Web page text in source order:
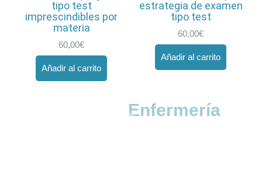
tipo test
imprescindibles por
materia
60,00€
Añadir al carrito
estrategia de examen
tipo test
60,00€
Añadir al carrito
Enfermería
Curso de preparación MPPA®